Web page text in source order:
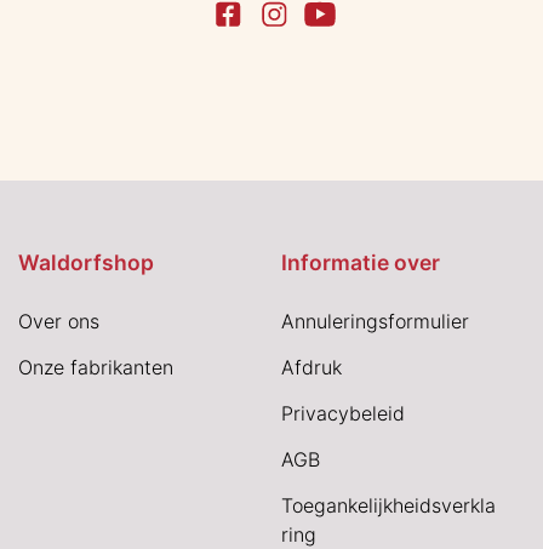
Waldorfshop
Over ons
Onze fabrikanten
Informatie over
Annuleringsformulier
Afdruk
Privacybeleid
AGB
Toegankelijkheidsverkla
ring